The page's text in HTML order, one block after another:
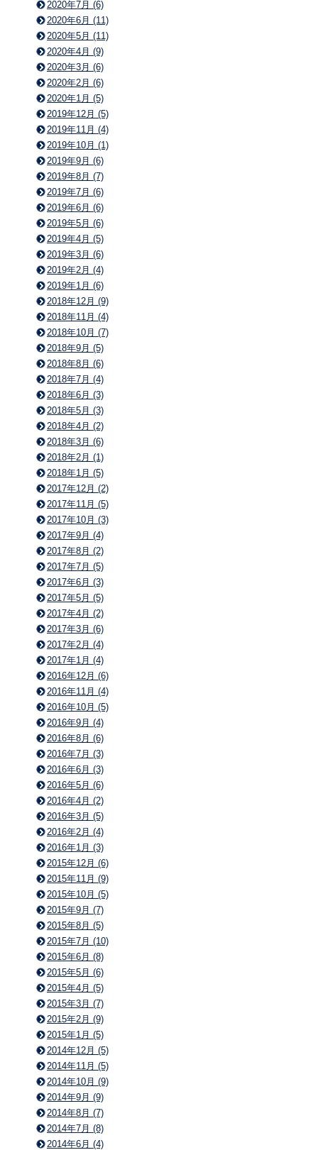
2020年7月 (6)
2020年6月 (11)
2020年5月 (11)
2020年4月 (9)
2020年3月 (6)
2020年2月 (6)
2020年1月 (5)
2019年12月 (5)
2019年11月 (4)
2019年10月 (1)
2019年9月 (6)
2019年8月 (7)
2019年7月 (6)
2019年6月 (6)
2019年5月 (6)
2019年4月 (5)
2019年3月 (6)
2019年2月 (4)
2019年1月 (6)
2018年12月 (9)
2018年11月 (4)
2018年10月 (7)
2018年9月 (5)
2018年8月 (6)
2018年7月 (4)
2018年6月 (3)
2018年5月 (3)
2018年4月 (2)
2018年3月 (6)
2018年2月 (1)
2018年1月 (5)
2017年12月 (2)
2017年11月 (5)
2017年10月 (3)
2017年9月 (4)
2017年8月 (2)
2017年7月 (5)
2017年6月 (3)
2017年5月 (5)
2017年4月 (2)
2017年3月 (6)
2017年2月 (4)
2017年1月 (4)
2016年12月 (6)
2016年11月 (4)
2016年10月 (5)
2016年9月 (4)
2016年8月 (6)
2016年7月 (3)
2016年6月 (3)
2016年5月 (6)
2016年4月 (2)
2016年3月 (5)
2016年2月 (4)
2016年1月 (3)
2015年12月 (6)
2015年11月 (9)
2015年10月 (5)
2015年9月 (7)
2015年8月 (5)
2015年7月 (10)
2015年6月 (8)
2015年5月 (6)
2015年4月 (5)
2015年3月 (7)
2015年2月 (9)
2015年1月 (5)
2014年12月 (5)
2014年11月 (5)
2014年10月 (9)
2014年9月 (9)
2014年8月 (7)
2014年7月 (8)
2014年6月 (4)